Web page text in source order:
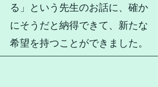
る」という先生のお話に、確か
にそうだと納得できて、新たな
希望を持つことができました。